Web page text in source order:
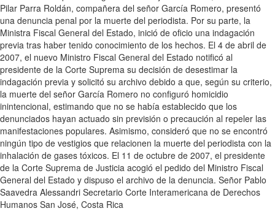
Pilar Parra Roldán, compañera del señor García Romero, presentó
una denuncia penal por la muerte del periodista. Por su parte, la
Ministra Fiscal General del Estado, inició de oficio una indagación
previa tras haber tenido conocimiento de los hechos. El 4 de abril de
2007, el nuevo Ministro Fiscal General del Estado notificó al
presidente de la Corte Suprema su decisión de desestimar la
indagación previa y solicitó su archivo debido a que, según su criterio,
la muerte del señor García Romero no configuró homicidio
inintencional, estimando que no se había establecido que los
denunciados hayan actuado sin previsión o precaución al repeler las
manifestaciones populares. Asimismo, consideró que no se encontró
ningún tipo de vestigios que relacionen la muerte del periodista con la
inhalación de gases tóxicos. El 11 de octubre de 2007, el presidente
de la Corte Suprema de Justicia acogió el pedido del Ministro Fiscal
General del Estado y dispuso el archivo de la denuncia. Señor Pablo
Saavedra Alessandri Secretario Corte Interamericana de Derechos
Humanos San José, Costa Rica